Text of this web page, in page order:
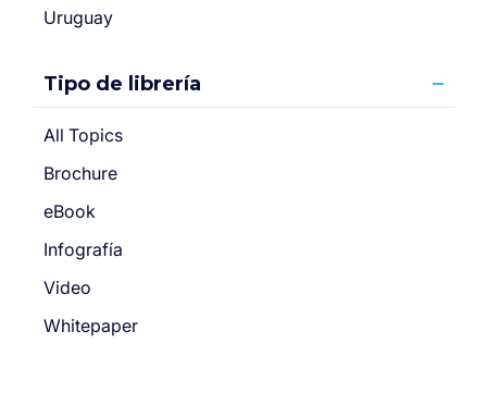
Uruguay
Tipo de librería
All Topics
Brochure
eBook
Infografía
Video
Whitepaper